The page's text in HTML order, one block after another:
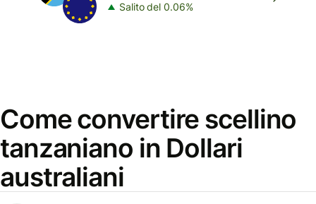
Salito del 0.06%
Come convertire scellino
tanzaniano in Dollari
australiani